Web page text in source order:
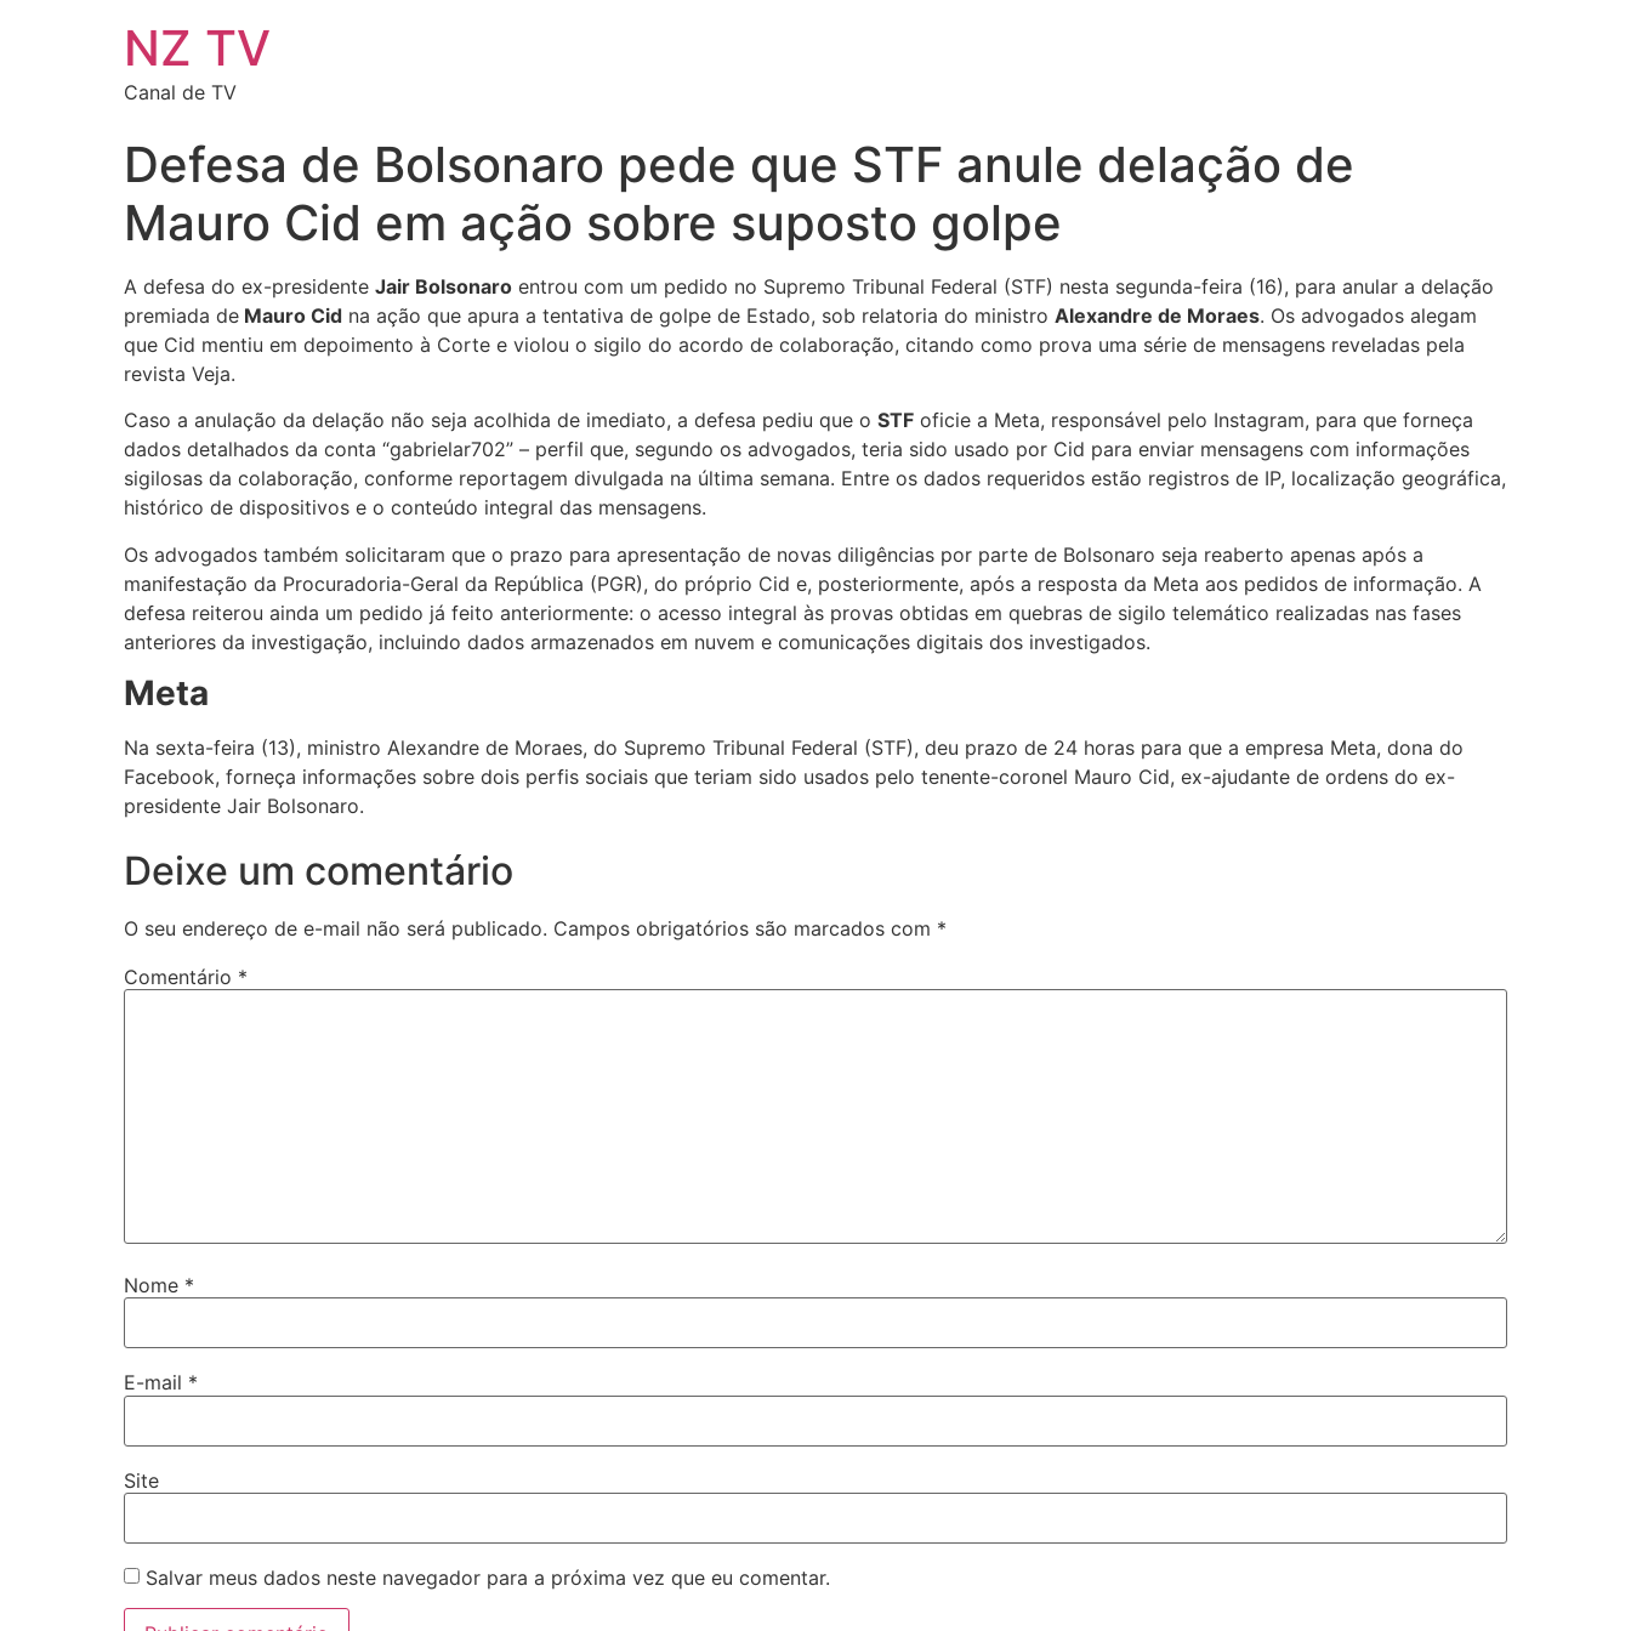
NZ TV
Canal de TV
Defesa de Bolsonaro pede que STF anule delação de
Mauro Cid em ação sobre suposto golpe
A defesa do ex-presidente Jair Bolsonaro entrou com um pedido no Supremo Tribunal Federal (STF) nesta segunda-feira (16), para anular a delação
premiada de Mauro Cid na ação que apura a tentativa de golpe de Estado, sob relatoria do ministro Alexandre de Moraes. Os advogados alegam
que Cid mentiu em depoimento à Corte e violou o sigilo do acordo de colaboração, citando como prova uma série de mensagens reveladas pela
revista Veja.
Caso a anulação da delação não seja acolhida de imediato, a defesa pediu que o STF oficie a Meta, responsável pelo Instagram, para que forneça
dados detalhados da conta “gabrielar702” – perfil que, segundo os advogados, teria sido usado por Cid para enviar mensagens com informações
sigilosas da colaboração, conforme reportagem divulgada na última semana. Entre os dados requeridos estão registros de IP, localização geográfica,
histórico de dispositivos e o conteúdo integral das mensagens.
Os advogados também solicitaram que o prazo para apresentação de novas diligências por parte de Bolsonaro seja reaberto apenas após a
manifestação da Procuradoria-Geral da República (PGR), do próprio Cid e, posteriormente, após a resposta da Meta aos pedidos de informação. A
defesa reiterou ainda um pedido já feito anteriormente: o acesso integral às provas obtidas em quebras de sigilo telemático realizadas nas fases
anteriores da investigação, incluindo dados armazenados em nuvem e comunicações digitais dos investigados.
Meta
Na sexta-feira (13), ministro Alexandre de Moraes, do Supremo Tribunal Federal (STF), deu prazo de 24 horas para que a empresa Meta, dona do
Facebook, forneça informações sobre dois perfis sociais que teriam sido usados pelo tenente-coronel Mauro Cid, ex-ajudante de ordens do ex-
presidente Jair Bolsonaro.
Deixe um comentário
O seu endereço de e-mail não será publicado. Campos obrigatórios são marcados com *
Comentário *
Nome *
E-mail *
Site
Salvar meus dados neste navegador para a próxima vez que eu comentar.